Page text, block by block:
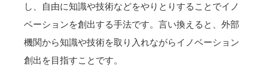
し、自由に知識や技術などをやりとりすることでイノ
ベーションを創出する手法です。言い換えると、外部
機関から知識や技術を取り入れながらイノベーション
創出を目指すことです。